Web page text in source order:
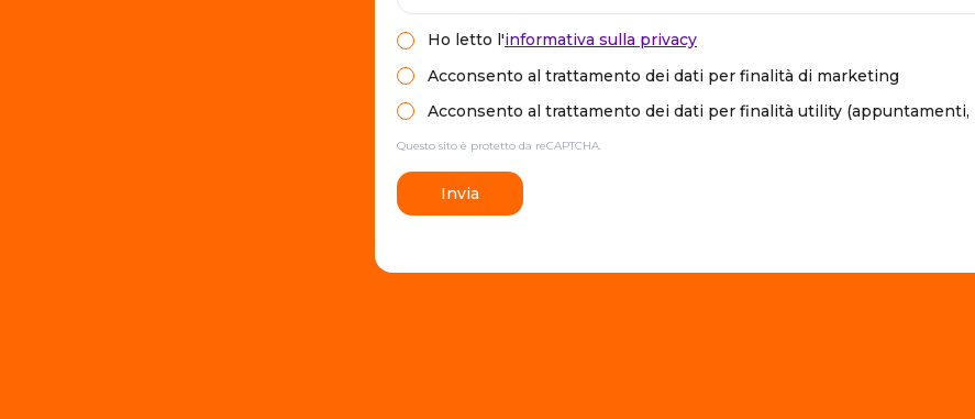
Ho letto l'informativa sulla privacy
Acconsento al trattamento dei dati per finalità di marketing
Acconsento al trattamento dei dati per finalità utility (appuntamenti,
Questo sito è protetto da reCAPTCHA.
Invia